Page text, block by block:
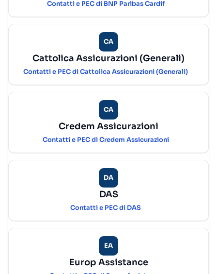
Contatti e PEC di BNP Paribas Cardif
CA
Cattolica Assicurazioni (Generali)
Contatti e PEC di Cattolica Assicurazioni (Generali)
CA
Credem Assicurazioni
Contatti e PEC di Credem Assicurazioni
DA
DAS
Contatti e PEC di DAS
EA
Europ Assistance